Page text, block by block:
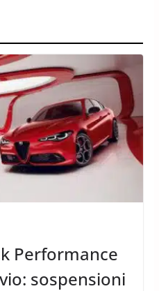
Performance
sospensioni